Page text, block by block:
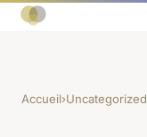
Accueil›Uncategorized